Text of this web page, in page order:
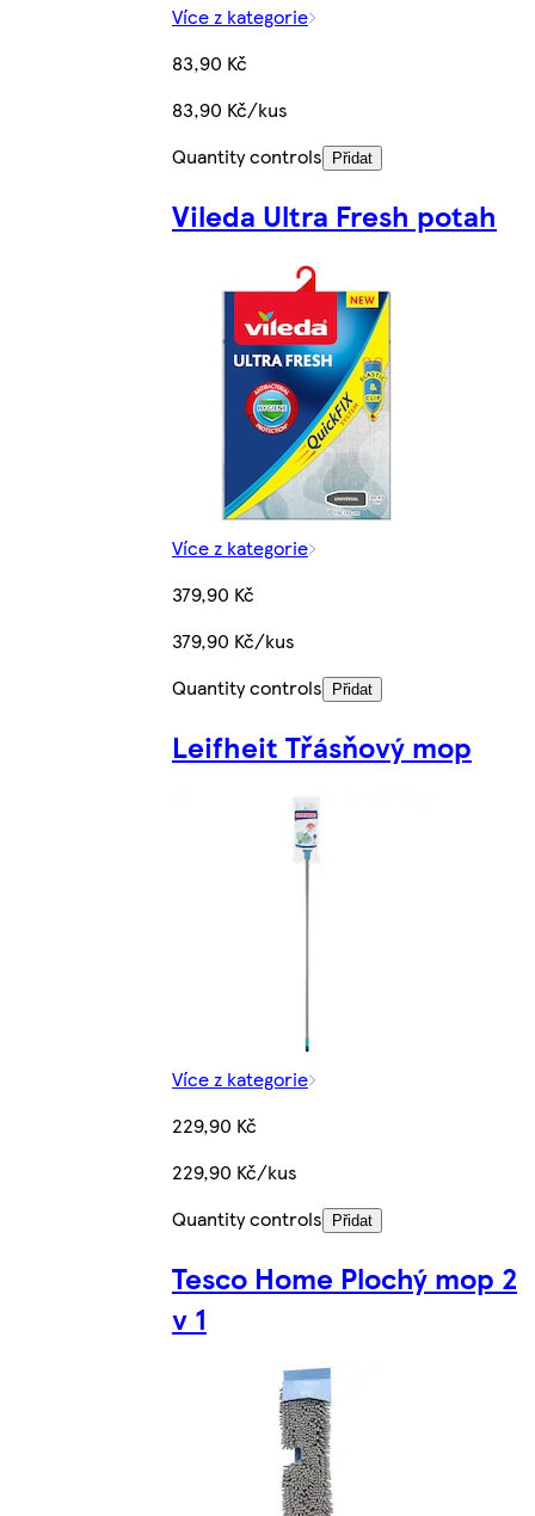
Více z kategorie
83,90 Kč
83,90 Kč/kus
Quantity controls
Přidat
Vileda Ultra Fresh potah
Více z kategorie
379,90 Kč
379,90 Kč/kus
Quantity controls
Přidat
Leifheit Třásňový mop
Více z kategorie
229,90 Kč
229,90 Kč/kus
Quantity controls
Přidat
Tesco Home Plochý mop 2
v 1